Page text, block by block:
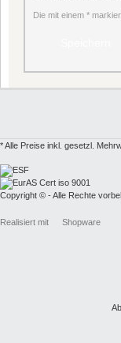
Die mit einem *
* Alle Preise inkl. gesetzl.
Copyright © - Alle Rechte
Realisiert mit Shopware